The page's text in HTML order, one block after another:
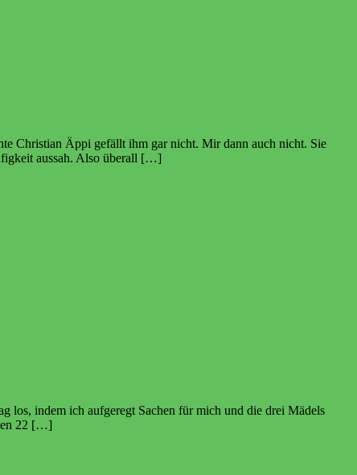
Christian Äppi gefällt ihm gar nicht. Mir dann auch nicht. Sie
aussah. Also überall […]
los, indem ich aufgeregt Sachen für mich und die drei Mädels
22 […]